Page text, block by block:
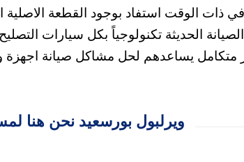
ذات الوقت استفاد بوجود القطعة الاصلية
الحديثة تكنولوجياً بكل سيارات
متكامل يساعدهم لحل مشاكل صيانة اجهزة
ويرلبول بورسعيد نحن هنا